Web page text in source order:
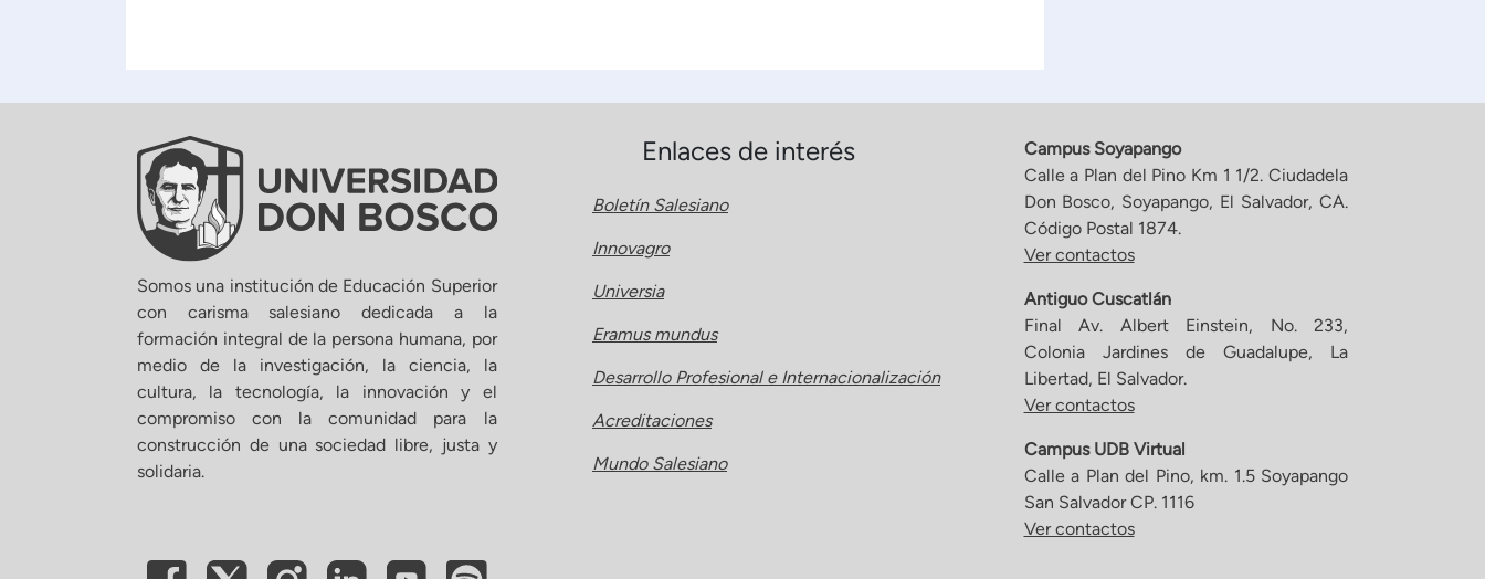
Somos una institución de Educación Superior
con carisma salesiano dedicada a la
formación integral de la persona humana, por
medio de la investigación, la ciencia, la
cultura, la tecnología, la innovación y el
compromiso con la comunidad para la
construcción de una sociedad libre, justa y
solidaria.
Enlaces de interés
Boletín Salesiano
Innovagro
Universia
Eramus mundus
Desarrollo Profesional e Internacionalización
Acreditaciones
Mundo Salesiano
Campus Soyapango
Calle a Plan del Pino Km 1 1/2. Ciudadela
Don Bosco, Soyapango, El Salvador, CA.
Código Postal 1874.
Ver contactos
Antiguo Cuscatlán
Final Av. Albert Einstein, No. 233,
Colonia Jardines de Guadalupe, La
Libertad, El Salvador.
Ver contactos
Campus UDB Virtual
Calle a Plan del Pino, km. 1.5 Soyapango
San Salvador CP. 1116
Ver contactos